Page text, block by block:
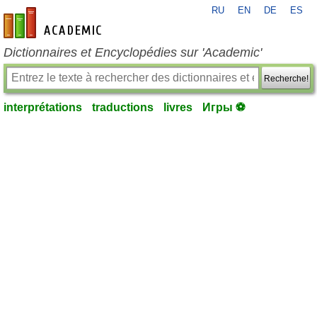
fr-academic.com
RU EN DE ES
Dictionnaires et Encyclopédies sur 'Academic'
Recherche!
interprétations traductions livres Игры ⚽